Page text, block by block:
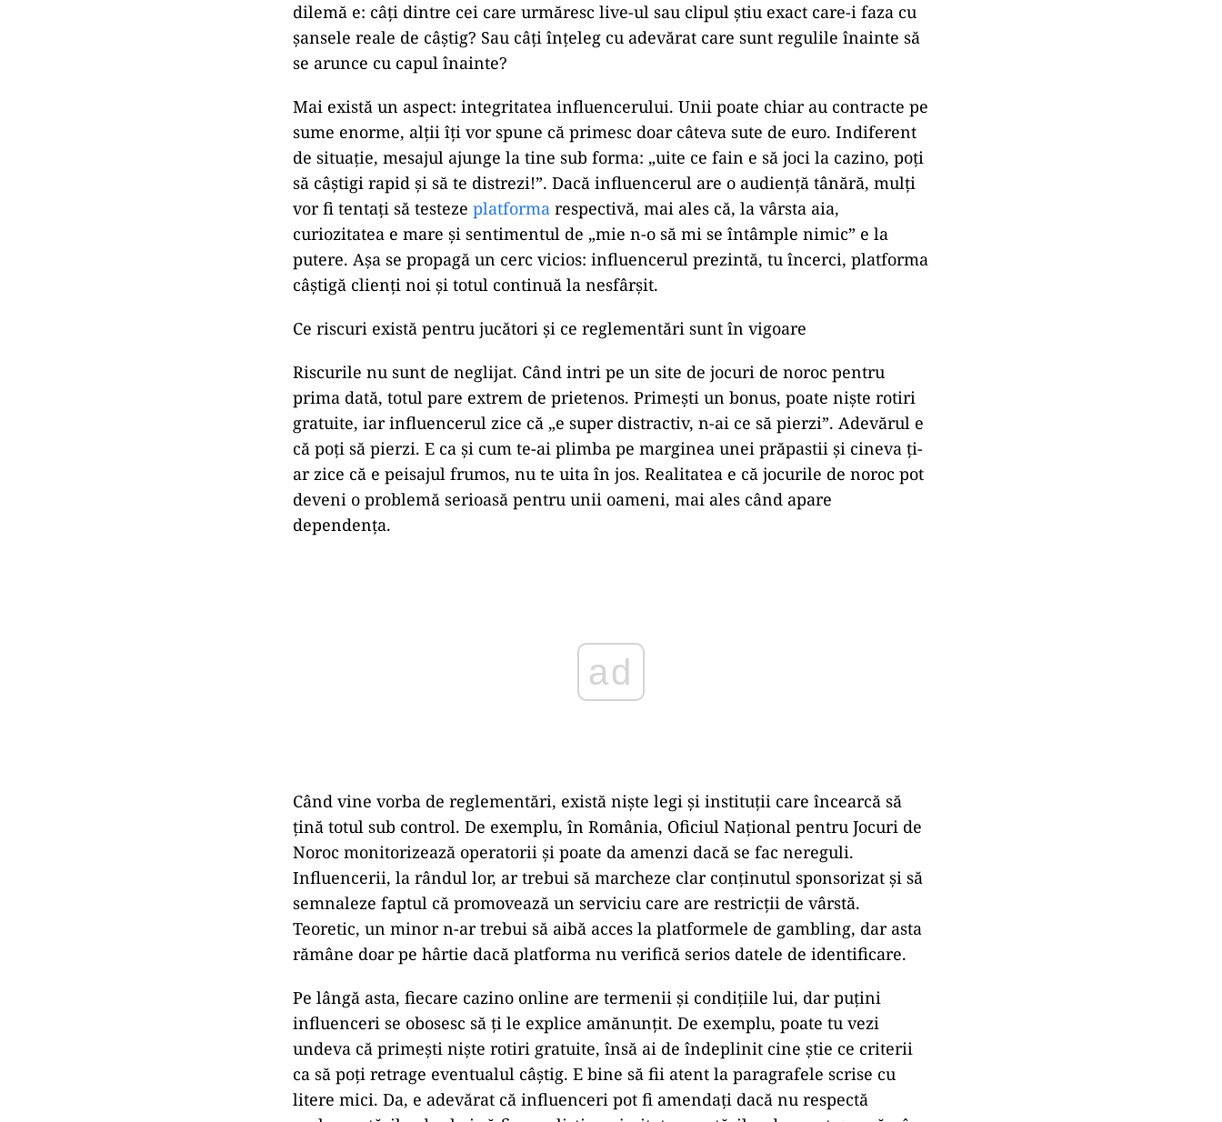
dilemă e: câți dintre cei care urmăresc live-ul sau clipul știu exact care-i faza cu
șansele reale de câștig? Sau câți înțeleg cu adevărat care sunt regulile înainte să
se arunce cu capul înainte?
Mai există un aspect: integritatea influencerului. Unii poate chiar au contracte pe
sume enorme, alții îți vor spune că primesc doar câteva sute de euro. Indiferent
de situație, mesajul ajunge la tine sub forma: „uite ce fain e să joci la cazino, poți
să câștigi rapid și să te distrezi!”. Dacă influencerul are o audiență tânără, mulți
vor fi tentați să testeze platforma respectivă, mai ales că, la vârsta aia,
curiozitatea e mare și sentimentul de „mie n-o să mi se întâmple nimic” e la
putere. Așa se propagă un cerc vicios: influencerul prezintă, tu încerci, platforma
câștigă clienți noi și totul continuă la nesfârșit.
Ce riscuri există pentru jucători și ce reglementări sunt în vigoare
Riscurile nu sunt de neglijat. Când intri pe un site de jocuri de noroc pentru
prima dată, totul pare extrem de prietenos. Primești un bonus, poate niște rotiri
gratuite, iar influencerul zice că „e super distractiv, n-ai ce să pierzi”. Adevărul e
că poți să pierzi. E ca și cum te-ai plimba pe marginea unei prăpastii și cineva ți-
ar zice că e peisajul frumos, nu te uita în jos. Realitatea e că jocurile de noroc pot
deveni o problemă serioasă pentru unii oameni, mai ales când apare
dependența.
ad
Când vine vorba de reglementări, există niște legi și instituții care încearcă să
țină totul sub control. De exemplu, în România, Oficiul Național pentru Jocuri de
Noroc monitorizează operatorii și poate da amenzi dacă se fac nereguli.
Influencerii, la rândul lor, ar trebui să marcheze clar conținutul sponsorizat și să
semnaleze faptul că promovează un serviciu care are restricții de vârstă.
Teoretic, un minor n-ar trebui să aibă acces la platformele de gambling, dar asta
rămâne doar pe hârtie dacă platforma nu verifică serios datele de identificare.
Pe lângă asta, fiecare cazino online are termenii și condițiile lui, dar puțini
influenceri se obosesc să ți le explice amănunțit. De exemplu, poate tu vezi
undeva că primești niște rotiri gratuite, însă ai de îndeplinit cine știe ce criterii
ca să poți retrage eventualul câștig. E bine să fii atent la paragrafele scrise cu
litere mici. Da, e adevărat că influenceri pot fi amendați dacă nu respectă